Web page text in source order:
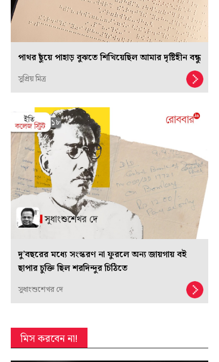
পাথর ছুঁয়ে পাহাড় বুঝতে শিখিয়েছিল আমার দৃষ্টিহীন বন্ধু
সুপ্রিয় মিত্র
দু’বছরের মধ্যে সংস্করণ না ফুরলে অন্য জায়গায় বই
ছাপার চুক্তি ছিল শরদিন্দুর চিঠিতে
সুধাংশুশেখর দে
মিস করবেন না!